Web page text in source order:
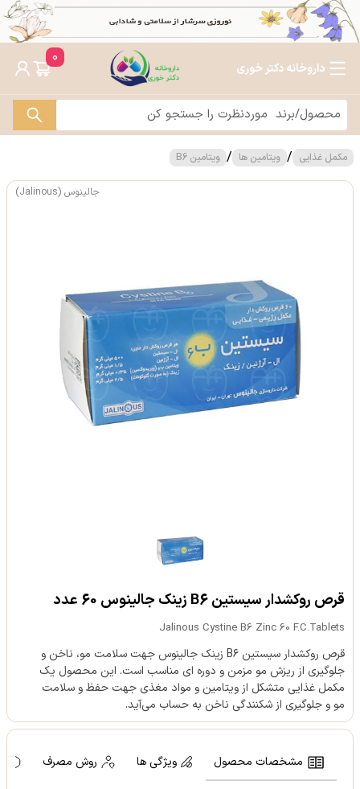
داروخانه دکتر خوری
0
مکمل غذایی / ویتامین ها / ویتامین B6
جالینوس (Jalinous)
قرص روکشدار سیستین B6 زینک جالینوس 60 عدد
Jalinous Cystine B6 Zinc 60 F.C.Tablets
قرص روکشدار سیستین B۶ زینک جالینوس جهت سلامت مو، ناخن و
جلوگیری از ریزش مو مزمن و دوره ای مناسب است. این محصول یک
مکمل غذایی متشکل از ویتامین و مواد مغذی جهت حفظ و سلامت
مو و جلوگیری از شکنندگی ناخن به حساب می‌آید.
مشخصات محصول ویژگی ها روش مصرف